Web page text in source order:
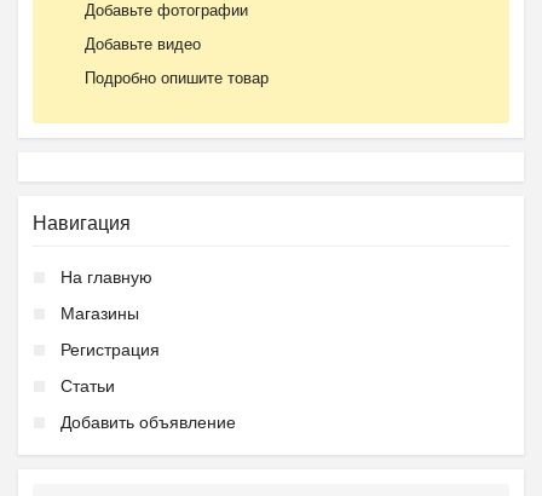
Добавьте фотографии
Добавьте видео
Подробно опишите товар
Навигация
На главную
Магазины
Регистрация
Статьи
Добавить объявление